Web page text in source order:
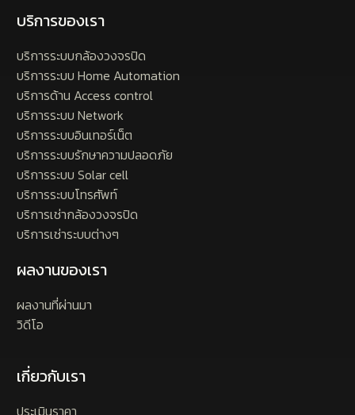
บริการของเรา
บริการระบบกล้องวงจรปิด
บริการระบบ Home Automation
บริการด้าน Access control
บริการระบบ Network
บริการระบบอินเทอร์เน็ต
บริการระบบรักษาความปลอดภัย
บริการระบบ Solar cell
บริการระบบโทรศัพท์
บริการเช่ากล้องวงจรปิด
บริการเช่าระบบต่างๆ
ผลงานของเรา
ผลงานที่ผ่านมา
วิดีโอ
เกี่ยวกับเรา